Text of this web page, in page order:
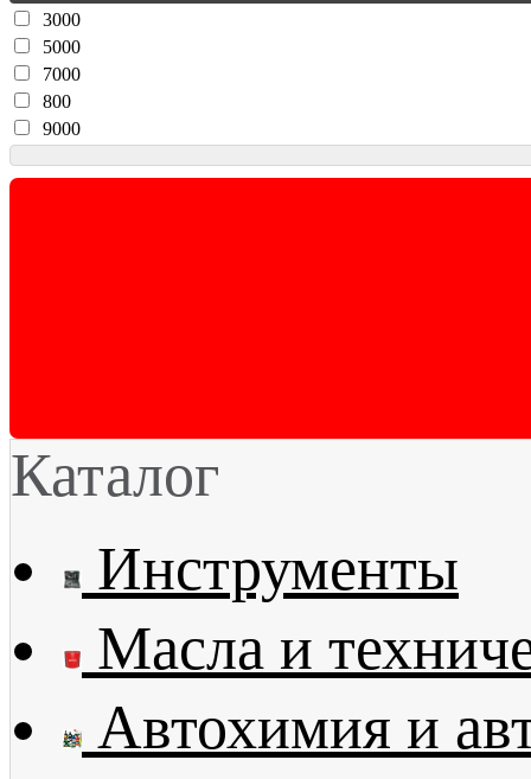
3000
5000
7000
800
9000
Каталог
Инструменты
Масла и
Автохимия и